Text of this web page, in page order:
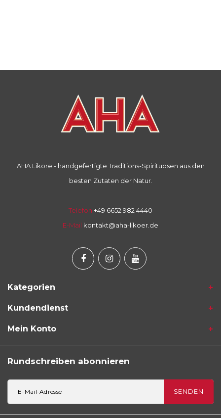
AHA Liköre - handgefertigte Traditions-Spirituosen aus den
besten Zutaten der Natur.
Telefon +49 6652 982 4440
E-Mail kontakt@aha-likoer.de
Kategorien
Kundendienst
Mein Konto
Rundschreiben abonnieren
SENDEN